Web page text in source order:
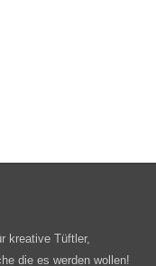
kreative Tüftler,
die es werden wollen!